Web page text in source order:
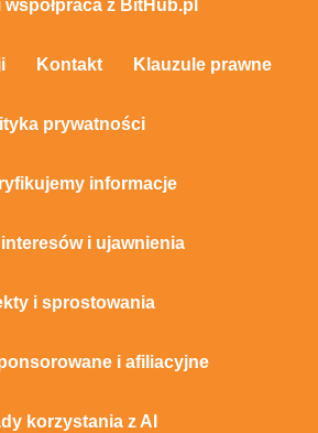
współpraca z BitHub.pl
Kontakt Klauzule prawne
prywatności
informacje
i ujawnienia
i sprostowania
i afiliacyjne
korzystania z AI